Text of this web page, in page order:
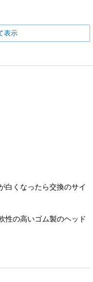
表示
白くなったら交換のサイ
性の高いゴム製のヘッド